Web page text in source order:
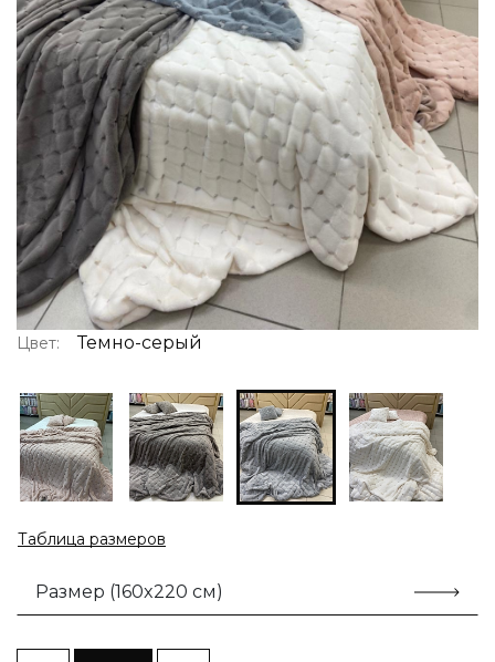
Цвет: Темно-серый
Таблица размеров
Размер (160x220 см)